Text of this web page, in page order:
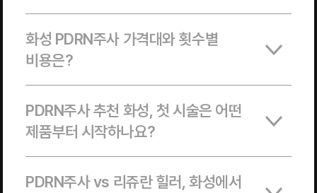
화성 PDRN주사 가격대와 횟수별
비용은?
PDRN주사 추천 화성, 첫 시술은 어떤
제품부터 시작하나요?
PDRN주사 vs 리쥬란 힐러, 화성에서